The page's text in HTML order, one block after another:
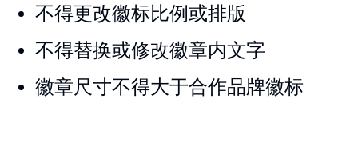
不得更改徽标比例或排版
不得替换或修改徽章内文字
徽章尺寸不得大于合作品牌徽标